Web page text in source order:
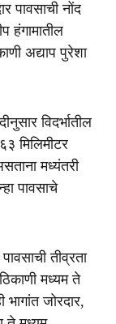
पावसाची नोंद
हंगामातील
अद्याप पुरेशा
विदर्भातील
मिलिमीटर
मध्यंतरी
पावसाचे
तीव्रता
मध्यम ते
भागांत जोरदार,